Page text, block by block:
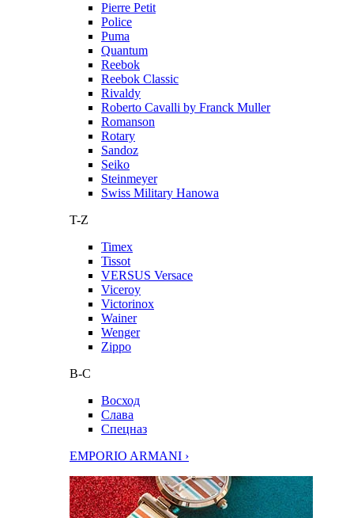
Pierre Petit
Police
Puma
Quantum
Reebok
Reebok Classic
Rivaldy
Roberto Cavalli by Franck Muller
Romanson
Rotary
Sandoz
Seiko
Steinmeyer
Swiss Military Hanowa
T-Z
Timex
Tissot
VERSUS Versace
Viceroy
Victorinox
Wainer
Wenger
Zippo
В-С
Восход
Слава
Спецназ
EMPORIO ARMANI ›